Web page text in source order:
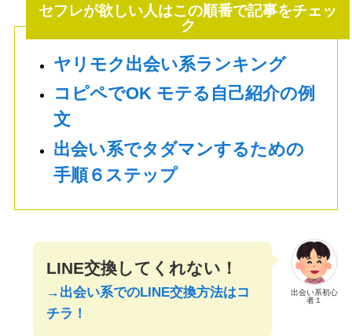
セフレが欲しい人はこの順番で記事をチェッ
ク
ヤリモク出会い系ランキング
コピペでOK モテる自己紹介の例
文
出会い系でタダマンするための
手順６ステップ
出会い系初心
者１
LINE交換してくれない！
→出会い系でのLINE交換方法はコ
チラ！